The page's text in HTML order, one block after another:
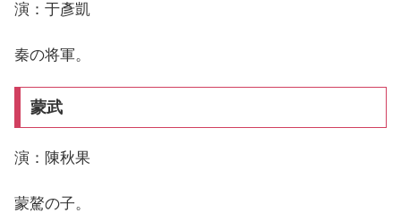
演：于彥凱
秦の将軍。
蒙武
演：陳秋果
蒙驁の子。